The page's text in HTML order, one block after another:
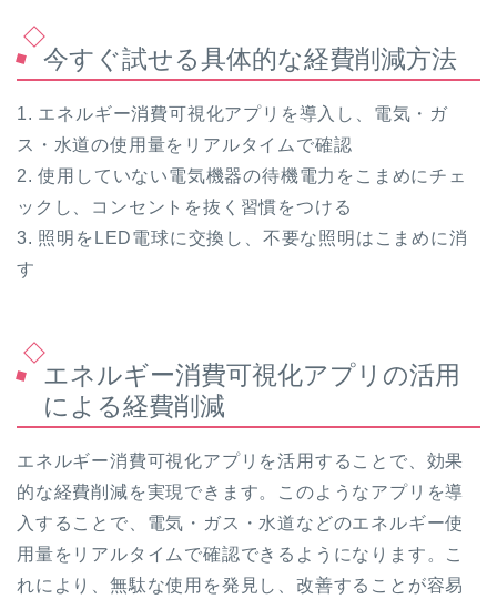
今すぐ試せる具体的な経費削減方法
1. エネルギー消費可視化アプリを導入し、電気・ガ
ス・水道の使用量をリアルタイムで確認
2. 使用していない電気機器の待機電力をこまめにチェ
ックし、コンセントを抜く習慣をつける
3. 照明をLED電球に交換し、不要な照明はこまめに消
す
エネルギー消費可視化アプリの活用
による経費削減
エネルギー消費可視化アプリを活用することで、効果
的な経費削減を実現できます。このようなアプリを導
入することで、電気・ガス・水道などのエネルギー使
用量をリアルタイムで確認できるようになります。こ
れにより、無駄な使用を発見し、改善することが容易